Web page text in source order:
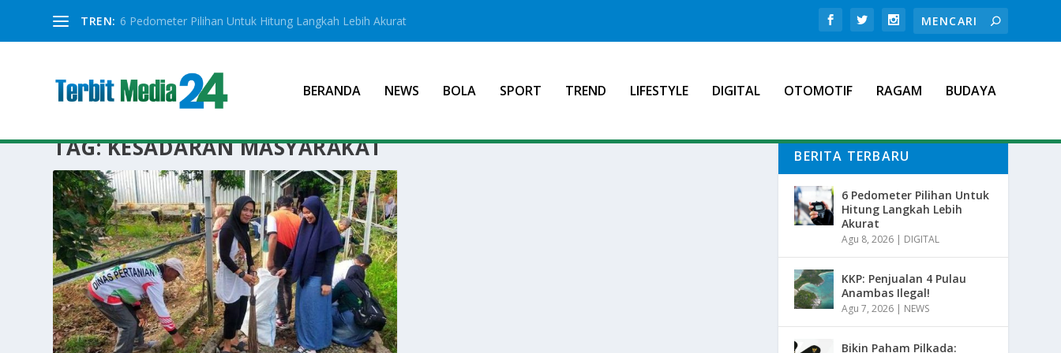
TREN: 6 Pedometer Pilihan Untuk Hitung Langkah Lebih Akurat
BERANDA NEWS BOLA SPORT TREND LIFESTYLE DIGITAL OTOMOTIF RAGAM BUDAYA
TAG:KESADARAN MASYARAKAT BERITA TERBARU
6 Pedometer Pilihan Untuk
Hitung Langkah Lebih
Akurat
Agu 8, 2026 | DIGITAL
KKP: Penjualan 4 Pulau
Anambas Ilegal!
Agu 7, 2026 | NEWS
Bikin Paham Pilkada: